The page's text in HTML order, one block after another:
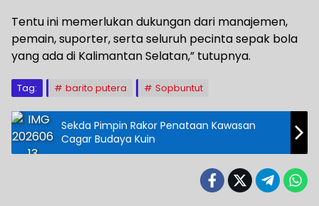
Tentu ini memerlukan dukungan dari manajemen,
pemain, suporter, serta seluruh pecinta sepak bola
yang ada di Kalimantan Selatan,” tutupnya.
Tag: barito putera Sopbuntut
Sekda Pimpin Rakor Penataan Kawasan
Cagar Budaya Kuin